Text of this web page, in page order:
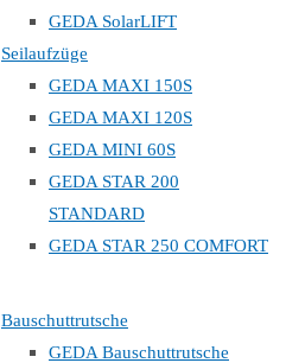
GEDA SolarLIFT
Seilaufzüge
GEDA MAXI 150S
GEDA MAXI 120S
GEDA MINI 60S
GEDA STAR 200
STANDARD
GEDA STAR 250 COMFORT
Bauschuttrutsche
GEDA Bauschuttrutsche